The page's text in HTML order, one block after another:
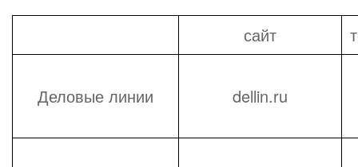
сайт
Деловые линии dellin.ru